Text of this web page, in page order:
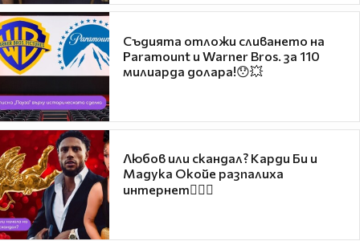
Съдията отложи сливането на
Paramount и Warner Bros. за 110
милиарда долара!😯💥
Любов или скандал? Карди Би и
Мадука Окойе разпалиха
интернет❤️‍🔥🔥